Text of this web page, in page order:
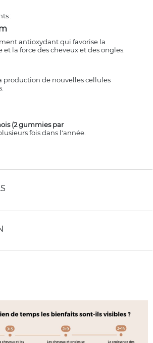
:
antioxydant qui favorise la
et la force des cheveux et des ongles.
production de nouvelles cellules
(2 gummies par
fois dans l'année.